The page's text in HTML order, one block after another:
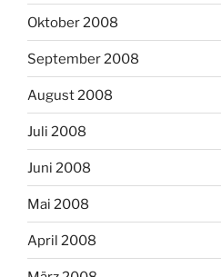
Oktober 2008
September 2008
August 2008
Juli 2008
Juni 2008
Mai 2008
April 2008